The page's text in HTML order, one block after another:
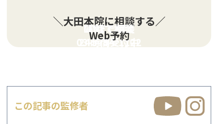
＼大田本院に相談する／
電話で相談
03-5754-1122
LINEで相談
24時間受付中
Web予約
この記事の監修者